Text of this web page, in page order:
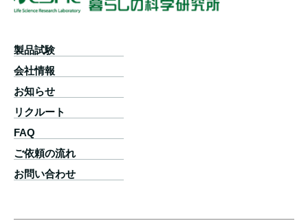
製品試験
会社情報
お知らせ
リクルート
FAQ
ご依頼の流れ
お問い合わせ